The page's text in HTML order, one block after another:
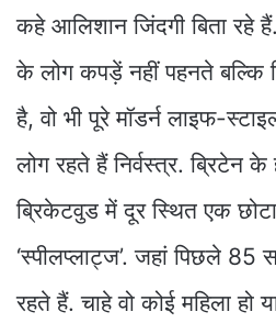
कहे आलिशान जिंदगी बिता रहे
के लोग कपड़ें नहीं पहनते बल्कि
है, वो भी पूरे मॉडर्न लाइफ-
लोग रहते हैं निर्वस्त्र. ब्रिटेन के
ब्रिकेटवुड में दूर स्थित एक
‘स्पीलप्लाट्ज’. जहां पिछले 85
रहते हैं. चाहे वो कोई महिला हो